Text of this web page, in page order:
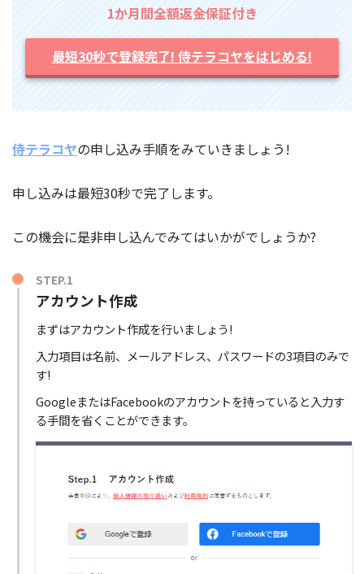
1か月間全額返金保証付き
最短30秒で登録完了! 侍テラコヤをはじめる!
侍テラコヤの申し込み手順をみていきましょう!
申し込みは最短30秒で完了します。
この機会に是非申し込んでみてはいかがでしょうか?
STEP.1
アカウント作成
まずはアカウント作成を行いましょう!
入力項目は名前、メールアドレス、パスワードの3項目のみで
す!
GoogleまたはFacebookのアカウントを持っていると入力す
る手間を省くことができます。